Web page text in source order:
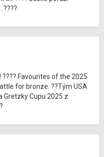
????
Favourites of the 2025
for bronze. ??Tým USA
Gretzky Cupu 2025 z